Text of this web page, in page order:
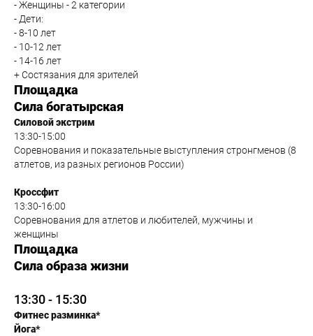
- Женщины - 2 категории
- Дети:
- 8-10 лет
- 10-12 лет
- 14-16 лет
+Состязания для зрителей
Площадка
Сила богатырская
Силовой экстрим
13:30-15:00
Соревнования и показательные выступления стронгменов (8
атлетов, из разных регионов России)
Кроссфит
13:30-16:00
Соревнования для атлетов и любителей, мужчины и
женщины
Площадка
Сила образа жизни
13:30 - 15:30
Фитнес разминка*
Йога*